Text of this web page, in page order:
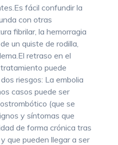
fácil confundir la
con otras
fibrilar, la hemorragia
un quiste de rodilla,
retraso en el
puede
riesgos: La embolia
casos puede ser
(que se
y síntomas que
de forma crónica tras
que pueden llegar a ser